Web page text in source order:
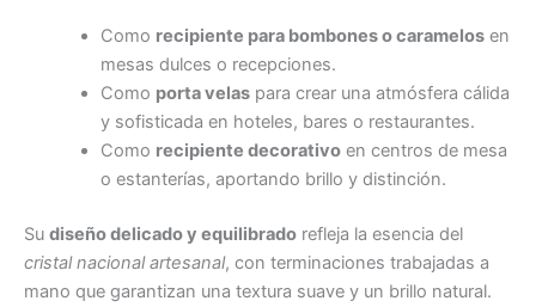
Como recipiente para bombones o caramelosen
mesas dulces o recepciones.
Como porta velaspara crear una atmósfera cálida
y sofisticada en hoteles, bares o restaurantes.
Como recipiente decorativoen centros de mesa
o estanterías, aportando brillo y distinción.
Su diseño delicado y equilibrado refleja la esencia del
cristal nacional artesanal, con terminaciones trabajadas a
mano que garantizan una textura suave y un brillo natural.